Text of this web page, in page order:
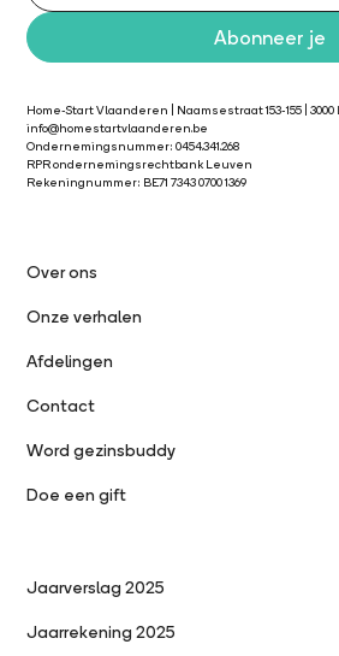
Home-Start Vlaanderen | Naamsestraat 153-155 |
info@homestartvlaanderen.be
Ondernemingsnummer: 0454.341.268
RPR ondernemingsrechtbank Leuven
Rekeningnummer: BE71 7343 0700 1369
Over ons
Onze verhalen
Afdelingen
Contact
Word gezinsbuddy
Doe een gift
Jaarverslag 2025
Jaarrekening 2025